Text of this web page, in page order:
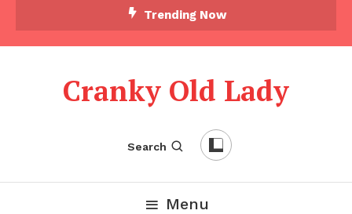
Trending Now
Cranky Old Lady
Search
Menu